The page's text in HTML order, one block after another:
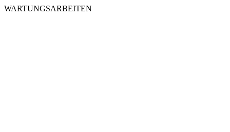
WARTUNGSARBEITEN